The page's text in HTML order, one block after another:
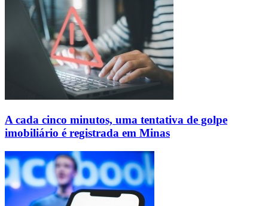
A cada cinco minutos, uma tentativa de golpe
imobiliário é registrada em Minas